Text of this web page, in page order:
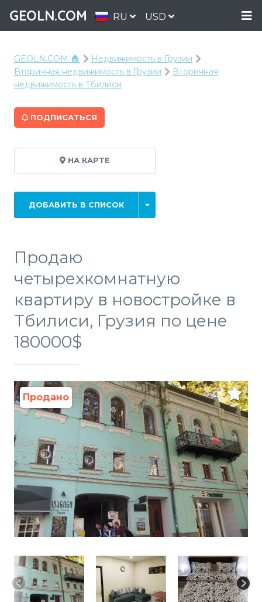
GEOLN.COM RU USD
GEOLN.COM 🏠
Недвижимость в Грузии
Вторичная недвижимость в Грузии
Вторичная
недвижимость в Тбилиси
ПОДПИСАТЬСЯ
НА КАРТЕ
ДОБАВИТЬ В СПИСОК
Продаю
четырехкомнатную
квартиру в новостройке в
Тбилиси, Грузия по цене
180000$
Продано